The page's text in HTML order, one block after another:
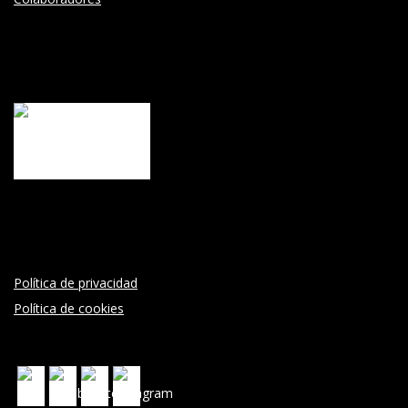
Política de privacidad
Política de cookies